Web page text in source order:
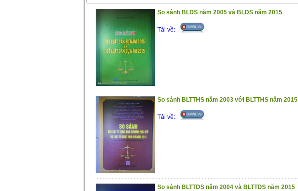
So sánh BLDS năm 2005 và BLDS năm 2015
Tải về:
So sánh BLTTHS năm 2003 với BLTTHS năm 2015
Tải về:
So sánh BLTTDS năm 2004 và BLTTDS năm 2015